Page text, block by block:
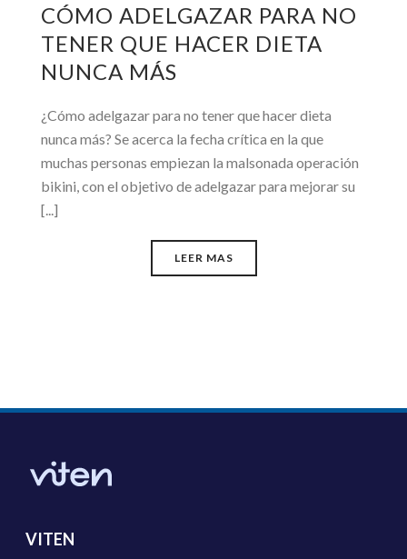
CÓMO ADELGAZAR PARA NO
TENER QUE HACER DIETA
NUNCA MÁS
¿Cómo adelgazar para no tener que hacer dieta
nunca más? Se acerca la fecha crítica en la que
muchas personas empiezan la malsonada operación
bikini, con el objetivo de adelgazar para mejorar su
[...]
LEER MAS
VITEN